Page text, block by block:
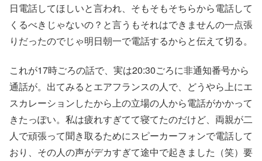
日電話してほしいと言われ、そもそもそちらから電話して
くるべきじゃないの？と言うもそれはできませんの一点張
りだったのでじゃ明日朝一で電話するからと伝えて切る。
これが17時ごろの話で、実は20:30ごろに非通知番号から
通話が。出てみるとエアフランスの人で、どうやら上にエ
スカレーションしたから上の立場の人から電話がかかって
きたっぽい。私は疲れすぎてて寝てたのだけど、両親が二
人で頑張って聞き取るためにスピーカーフォンで電話して
おり、その人の声がデカすぎて途中で起きました（笑）要